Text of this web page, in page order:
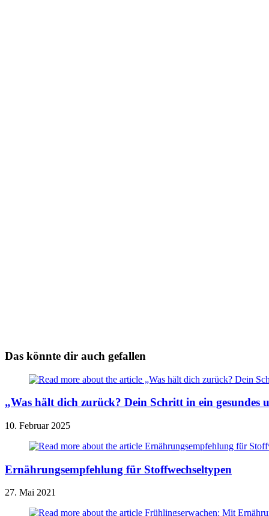
Das könnte dir auch gefallen
„Was hält dich zurück? Dein Schritt in ein gesundes
10. Februar 2025
Ernährungsempfehlung für Stoffwechseltypen
27. Mai 2021